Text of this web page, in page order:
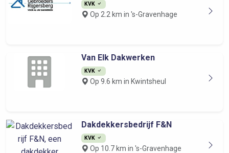
KVK
Op 2.2 km in 's-Gravenhage
Van Elk Dakwerken
KVK
Op 9.6 km in Kwintsheul
Dakdekkersbedrijf F&N
KVK
Op 10.7 km in 's-Gravenhage